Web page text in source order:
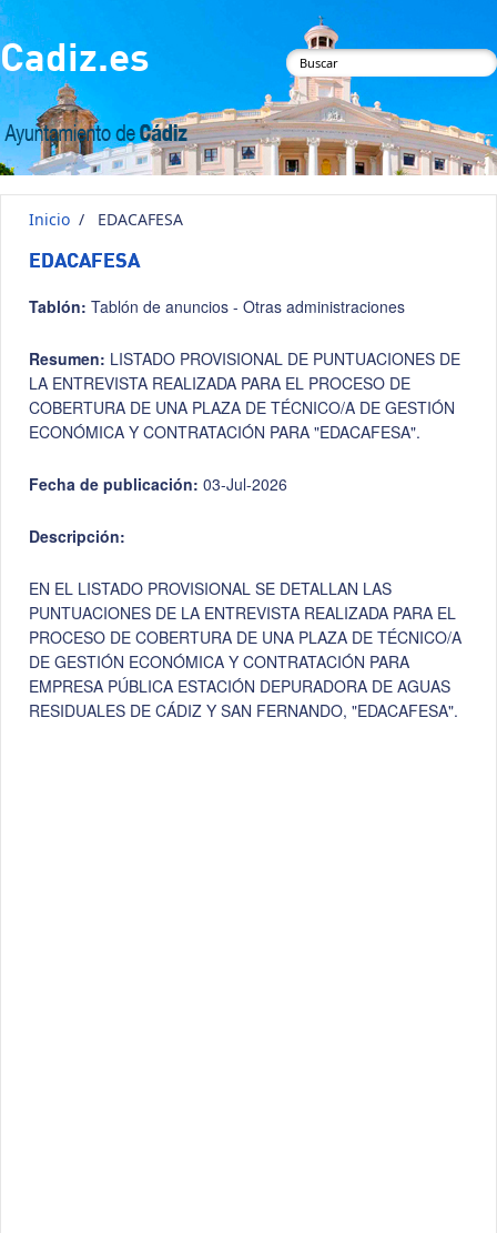
Pasar al contenido principal
Cadiz.es
Formulario de
búsqueda
Inicio / EDACAFESA
EDACAFESA
Tablón: Tablón de anuncios - Otras administraciones
Resumen: LISTADO PROVISIONAL DE PUNTUACIONES DE
LA ENTREVISTA REALIZADA PARA EL PROCESO DE
COBERTURA DE UNA PLAZA DE TÉCNICO/A DE GESTIÓN
ECONÓMICA Y CONTRATACIÓN PARA "EDACAFESA".
Fecha de publicación: 03-Jul-2026
Descripción:
EN EL LISTADO PROVISIONAL SE DETALLAN LAS
PUNTUACIONES DE LA ENTREVISTA REALIZADA PARA EL
PROCESO DE COBERTURA DE UNA PLAZA DE TÉCNICO/A
DE GESTIÓN ECONÓMICA Y CONTRATACIÓN PARA
EMPRESA PÚBLICA ESTACIÓN DEPURADORA DE AGUAS
RESIDUALES DE CÁDIZ Y SAN FERNANDO, "EDACAFESA".